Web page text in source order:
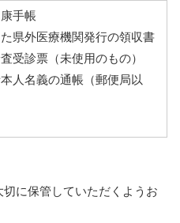
手帳
県外医療機関発行の領収書
受診票（未使用のもの）
人名義の通帳（郵便局以
に保管していただくようお